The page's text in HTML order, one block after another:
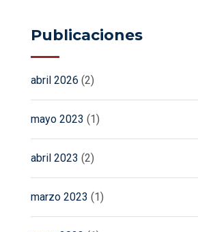
Publicaciones
abril 2026 (2)
mayo 2023 (1)
abril 2023 (2)
marzo 2023 (1)